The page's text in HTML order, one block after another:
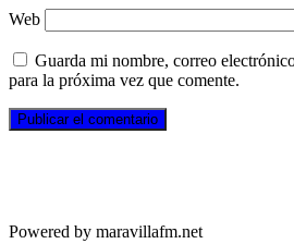
Web
Guarda mi nombre, correo
para la próxima vez que comente.
Powered by maravillafm.net